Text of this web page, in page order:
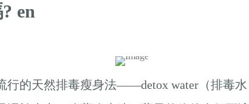
en
行的天然排毒瘦身法——detox water（排毒